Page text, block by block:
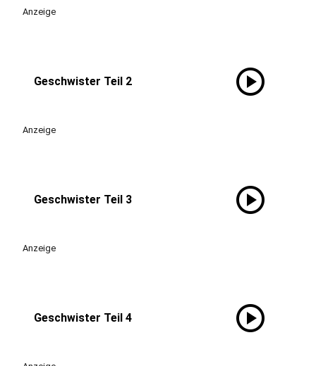
Anzeige
Geschwister Teil 2 play_circle
Anzeige
Geschwister Teil 3 play_circle
Anzeige
Geschwister Teil 4 play_circle